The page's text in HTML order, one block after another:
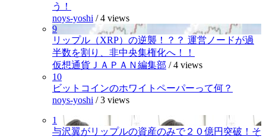
う！
noys-yoshi /4 views
9
リップル（XRP）の逆襲！？？ 運営ノードが過
半数を割り、非中央集権化へ！！
仮想通貨ＪＡＰＡＮ編集部 /4 views
10
ビットコインのホワイトペーパーって何？
noys-yoshi /3 views
1
与沢翼がリップルの資産のみで２０億円突破！そ